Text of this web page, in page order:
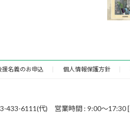
援名義のお申込 個人情報保護方針
6111(代) 営業時間 : 9:00～17:30 [